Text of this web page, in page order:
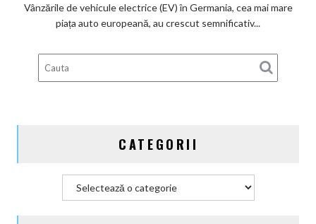
din
Germania
Vânzările de vehicule electrice (EV) în Germania, cea mai mare
piața auto europeană, au crescut semnificativ...
CATEGORII